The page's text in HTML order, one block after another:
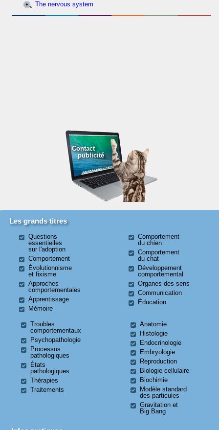
The nervous system
Contact
publicité
Les grands titres
Questions
essentielles
sur l'adoption
Comportement
Évolutionnisme
et fixisme
Approches
comportementales
Apprentissage
Mémoire
Comportement
du chien
Comportement
du chat
Développement
comportemental
Organes des sens
Communication
Éducation
Troubles
comportementaux
Psychopathologie
Processus
pathologiques
États
pathologiques
Thérapies
Traitements
Anatomie
Histologie
Endocrinologie
Embryologie
Reproduction
Biologie cellulaire
Biochimie
Modèle standard
des particules
Gravitation et
Big Bang